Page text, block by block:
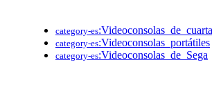
category-es
category-es:Videoconsolas_portátiles
category-es:Videoconsolas_de_Sega